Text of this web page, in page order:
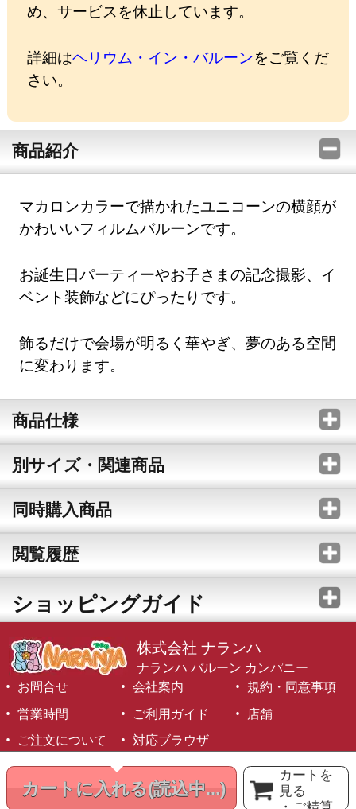
カートに入れる(読込中...)
カートを
見る
め、サービスを休止しています。
詳細はヘリウム・イン・バルーンをご覧くだ
さい。
商品紹介
マカロンカラーで描かれたユニコーンの横顔が
かわいいフィルムバルーンです。
お誕生日パーティーやお子さまの記念撮影、イ
ベント装飾などにぴったりです。
飾るだけで会場が明るく華やぎ、夢のある空間
に変わります。
商品仕様
別サイズ・関連商品
同時購入商品
閲覧履歴
ショッピングガイド
株式会社 ナランハ
ナランハ バルーン カンパニー
お問合せ
会社案内
規約・同意事項
営業時間
ご利用ガイド
店舗
ご注文について
対応ブラウザ
©1999-2026 NARANJA Inc. All Rights Reserved.